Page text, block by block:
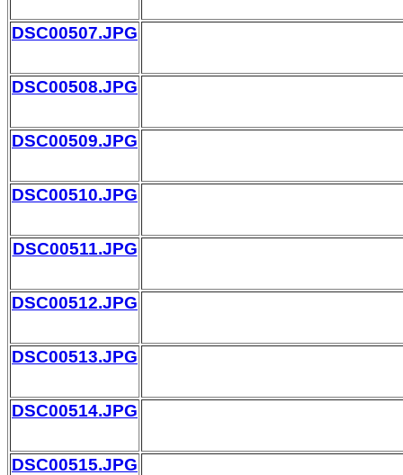
DSC00507.JPG
DSC00508.JPG
DSC00509.JPG
DSC00510.JPG
DSC00511.JPG
DSC00512.JPG
DSC00513.JPG
DSC00514.JPG
DSC00515.JPG